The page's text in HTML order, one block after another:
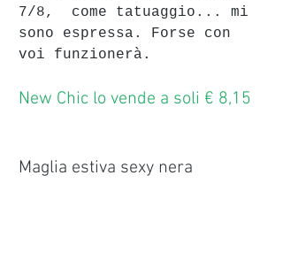
7/8,  come tatuaggio... mi
sono espressa. Forse con
voi funzionerà.
New Chic lo vende a soli € 8,15
Maglia estiva sexy nera